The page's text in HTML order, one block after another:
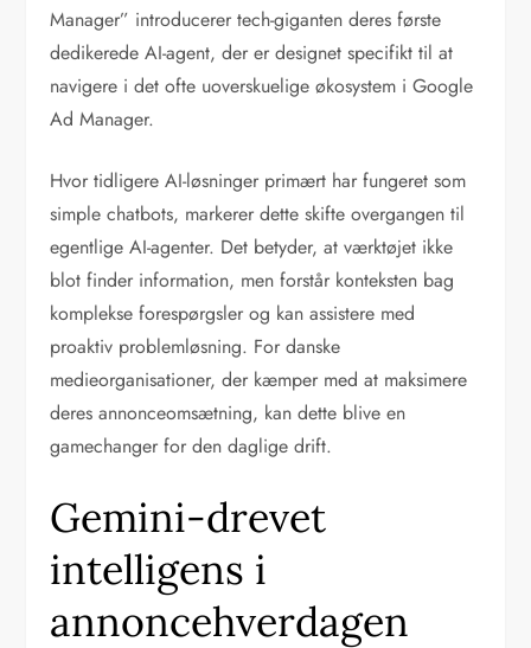
Manager” introducerer tech-giganten deres første
dedikerede AI-agent, der er designet specifikt til at
navigere i det ofte uoverskuelige økosystem i Google
Ad Manager.
Hvor tidligere AI-løsninger primært har fungeret som
simple chatbots, markerer dette skifte overgangen til
egentlige AI-agenter. Det betyder, at værktøjet ikke
blot finder information, men forstår konteksten bag
komplekse forespørgsler og kan assistere med
proaktiv problemløsning. For danske
medieorganisationer, der kæmper med at maksimere
deres annonceomsætning, kan dette blive en
gamechanger for den daglige drift.
Gemini-drevet
intelligens i
annoncehverdagen